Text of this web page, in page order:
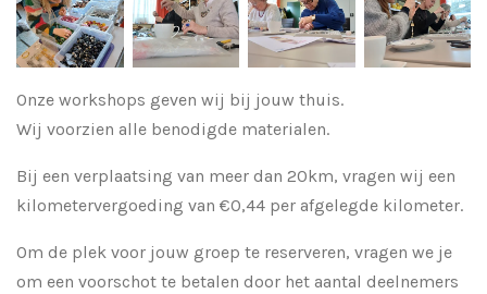
Onze workshops geven wij bij jouw thuis.
Wij voorzien alle benodigde materialen.
Bij een verplaatsing van meer dan 20km, vragen wij een
kilometervergoeding van €0,44 per afgelegde kilometer.
Om de plek voor jouw groep te reserveren, vragen we je
om een voorschot te betalen door het aantal deelnemers